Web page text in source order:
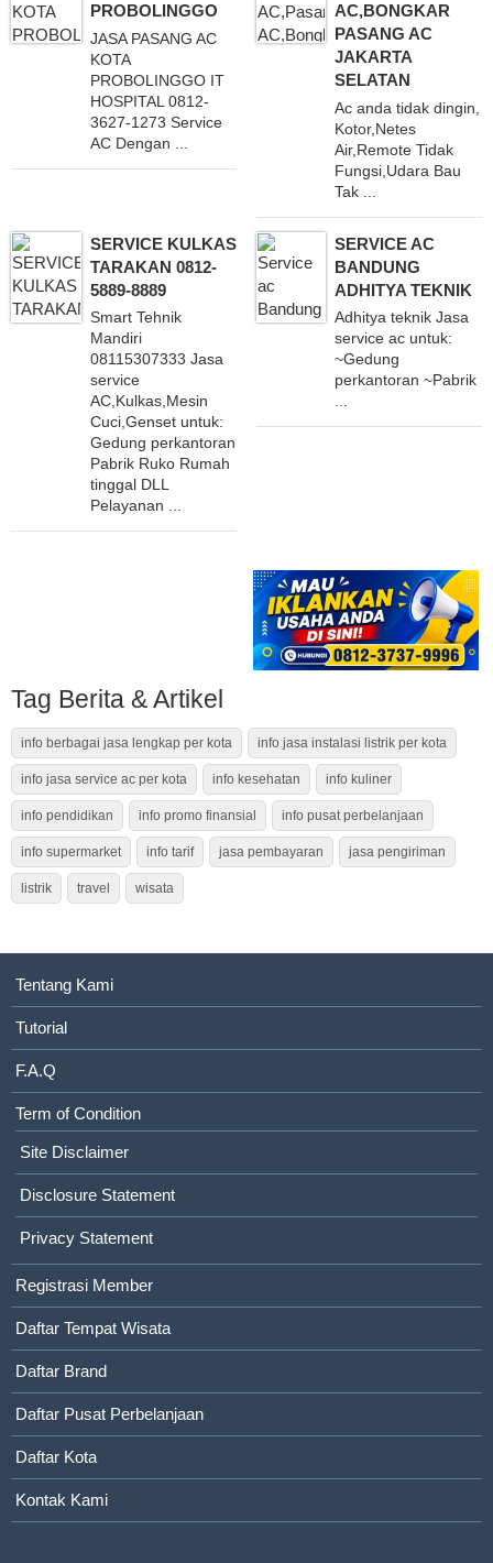
PROBOLINGGO
JASA PASANG AC
KOTA
PROBOLINGGO IT
HOSPITAL 0812-
3627-1273 Service
AC Dengan ...
AC,BONGKAR
PASANG AC
JAKARTA
SELATAN
Ac anda tidak dingin,
Kotor,Netes
Air,Remote Tidak
Fungsi,Udara Bau
Tak ...
SERVICE KULKAS
TARAKAN 0812-
5889-8889
Smart Tehnik
Mandiri
08115307333 Jasa
service
AC,Kulkas,Mesin
Cuci,Genset untuk:
Gedung perkantoran
Pabrik Ruko Rumah
tinggal DLL
Pelayanan ...
SERVICE AC
BANDUNG
ADHITYA TEKNIK
Adhitya teknik Jasa
service ac untuk:
~Gedung
perkantoran ~Pabrik
...
Tag Berita & Artikel
info berbagai jasa lengkap per kota info jasa instalasi listrik per kota
info jasa service ac per kota info kesehatan info kuliner
info pendidikan info promo finansial info pusat perbelanjaan
info supermarket info tarif jasa pembayaran jasa pengiriman
listrik travel wisata
Tentang Kami
Tutorial
F.A.Q
Term of Condition
Site Disclaimer
Disclosure Statement
Privacy Statement
Registrasi Member
Daftar Tempat Wisata
Daftar Brand
Daftar Pusat Perbelanjaan
Daftar Kota
Kontak Kami